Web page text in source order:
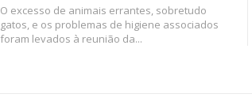
O excesso de animais errantes, sobretudo
gatos, e os problemas de higiene associados
foram levados à reunião da...